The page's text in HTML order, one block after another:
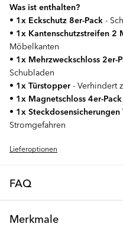
Was ist enthalten?
• 1x Eckschutz 8er-Pack -
• 1x Kantenschutzstreifen 2
Möbelkanten
• 1x Mehrzweckschloss 2er-
Schubladen
• 1x Türstopper - Verhindert
• 1x Magnetschloss 4er-Pack
• 1x Steckdosensicherungen
Stromgefahren
Lieferoptionen
FAQ
Merkmale